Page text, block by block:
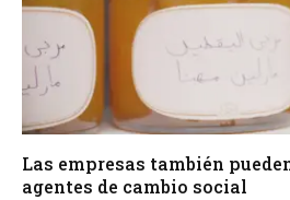
Las empresas también
agentes de cambio social